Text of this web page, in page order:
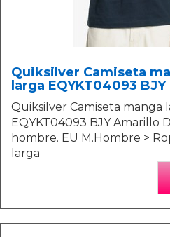
Quiksilver Camiseta
larga EQYKT04093 BJY
Quiksilver Camiseta manga
EQYKT04093 BJY Amarillo
hombre. EU M.Hombre >
larga